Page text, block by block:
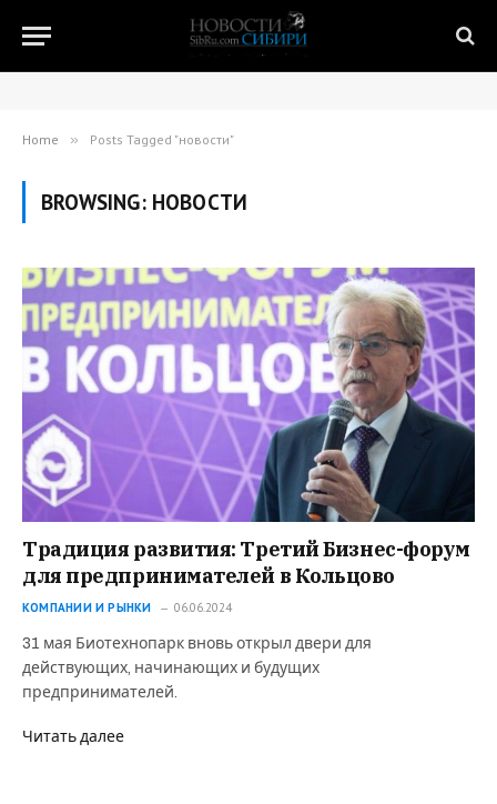
Home » Posts Tagged "новости"
BROWSING: НОВОСТИ
Традиция развития: Третий Бизнес-форум
для предпринимателей в Кольцово
КОМПАНИИ И РЫНКИ 06.06.2024
31 мая Биотехнопарк вновь открыл двери для
действующих, начинающих и будущих
предпринимателей.
Читать далее